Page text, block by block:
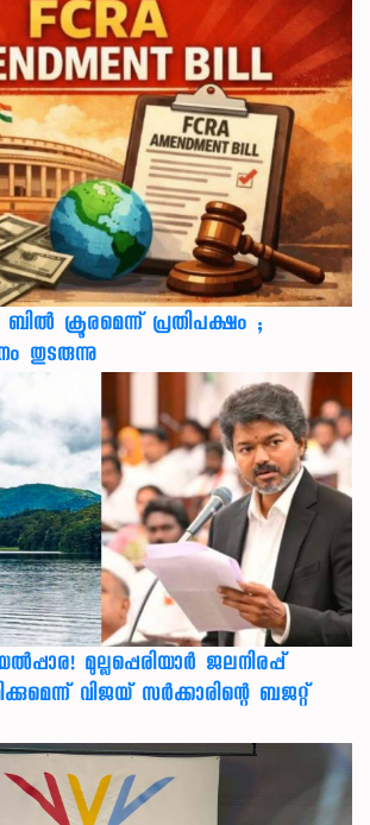
ക്രൂരമെന്ന് പ്രതിപക്ഷം ;
തുടരുന്നു
മുല്ലപ്പെരിയാർ ജലനിരപ്പ്
വിജയ് സർക്കാരിന്റെ ബജറ്റ്